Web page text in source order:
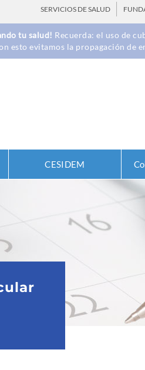
SERVICIOS DE SALUD
tu salud! Recuerda: el uso de
esto evitamos la propagación de
CESIDEM